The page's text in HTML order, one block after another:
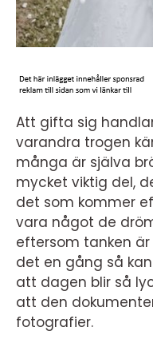
Att gifta sig
varandra trogen
många är själva
mycket viktig del,
det som kommer
vara något de
eftersom tanken
det en gång så
att dagen blir så
att den
fotografier.